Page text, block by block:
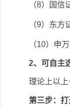
（8）国信
（9）东方
（10）申
2、可自主
理论上以上
第三步：